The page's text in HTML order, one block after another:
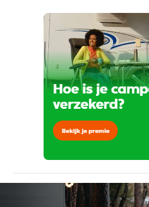
om je aanvraag zo
aanbieder te brengen.
onze
Verstuur
viaBOVAG.nl verwerkt je
om je aanvraag zo
aanbieder te brengen.
onze
Kan je ons nog meer
Stuur mijn